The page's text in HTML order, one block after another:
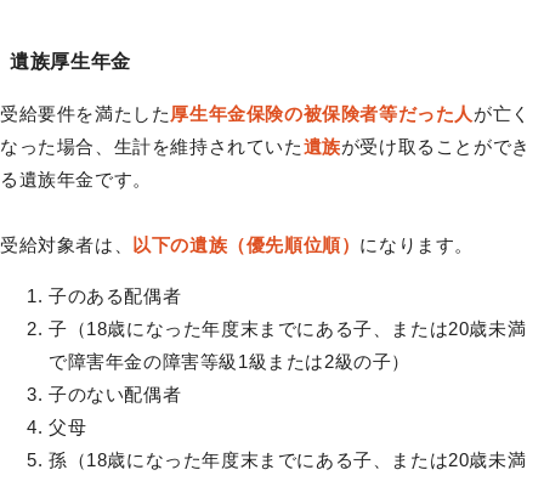
遺族厚生年金
受給要件を満たした厚生年金保険の被保険者等だった人 が亡く
なった場合、生計を維持されていた遺族が受け取ることができ
る遺族年金です。
受給対象者は、 以下の遺族（優先順位順） になります。
子のある配偶者
子（18歳になった年度末までにある子、または20歳未満
で障害年金の障害等級1級または2級の子）
子のない配偶者
父母
孫（18歳になった年度末までにある子、または20歳未満